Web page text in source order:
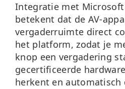
Integratie met Microsoft
betekent dat de AV-
vergaderruimte direct
het platform, zodat je
knop een vergadering
gecertificeerde
herkent en automatisch